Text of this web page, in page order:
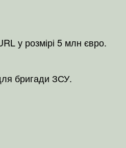
у розмірі 5 млн євро.
бригади ЗСУ.